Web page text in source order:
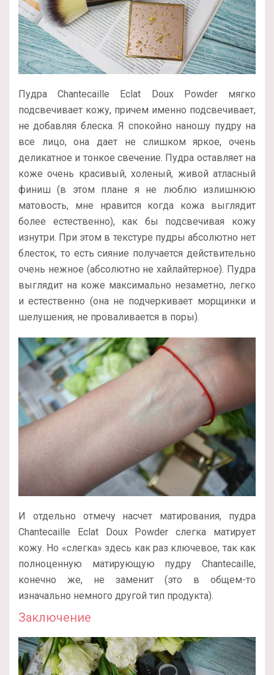
Пудра Chantecaille Eclat Doux Powder мягко
подсвечивает кожу, причем именно подсвечивает,
не добавляя блеска. Я спокойно наношу пудру на
все лицо, она дает не слишком яркое, очень
деликатное и тонкое свечение. Пудра оставляет на
коже очень красивый, холеный, живой атласный
финиш (в этом плане я не люблю излишнюю
матовость, мне нравится когда кожа выглядит
более естественно), как бы подсвечивая кожу
изнутри. При этом в текстуре пудры абсолютно нет
блесток, то есть сияние получается действительно
очень нежное (абсолютно не хайлайтерное). Пудра
выглядит на коже максимально незаметно, легко
и естественно (она не подчеркивает морщинки и
шелушения, не проваливается в поры).
И отдельно отмечу насчет матирования, пудра
Chantecaille Eclat Doux Powder слегка матирует
кожу. Но «слегка» здесь как раз ключевое, так как
полноценную матирующую пудру Chantecaille,
конечно же, не заменит (это в общем-то
изначально немного другой тип продукта).
Заключение